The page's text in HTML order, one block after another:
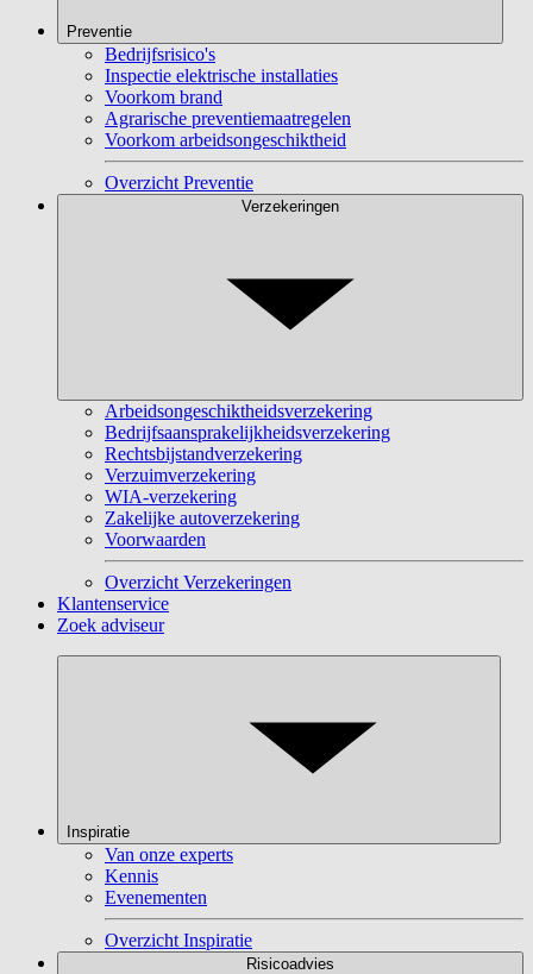
Preventie
Bedrijfsrisico's
Inspectie elektrische installaties
Voorkom brand
Agrarische preventiemaatregelen
Voorkom arbeidsongeschiktheid
Overzicht Preventie
Verzekeringen
Arbeidsongeschiktheidsverzekering
Bedrijfsaansprakelijkheidsverzekering
Rechtsbijstandverzekering
Verzuimverzekering
WIA-verzekering
Zakelijke autoverzekering
Voorwaarden
Overzicht Verzekeringen
Klantenservice
Zoek adviseur
Inspiratie
Van onze experts
Kennis
Evenementen
Overzicht Inspiratie
Risicoadvies